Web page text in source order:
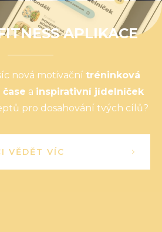
APLIKACE
nová motivační tréninková
a inspirativní jídelníček
pro dosahování tvých cílů?
VĚDĚT VÍC